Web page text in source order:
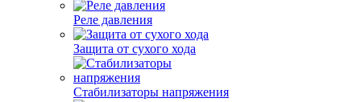
Реле давления
Защита от сухого хода
Стабилизаторы напряжения